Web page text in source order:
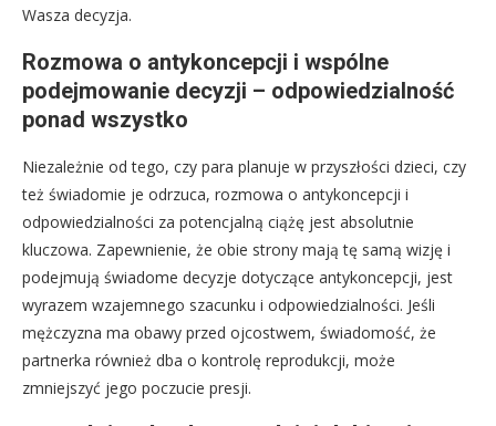
Wasza decyzja.
Rozmowa o antykoncepcji i wspólne
podejmowanie decyzji – odpowiedzialność
ponad wszystko
Niezależnie od tego, czy para planuje w przyszłości dzieci, czy
też świadomie je odrzuca, rozmowa o antykoncepcji i
odpowiedzialności za potencjalną ciążę jest absolutnie
kluczowa. Zapewnienie, że obie strony mają tę samą wizję i
podejmują świadome decyzje dotyczące antykoncepcji, jest
wyrazem wzajemnego szacunku i odpowiedzialności. Jeśli
mężczyzna ma obawy przed ojcostwem, świadomość, że
partnerka również dba o kontrolę reprodukcji, może
zmniejszyć jego poczucie presji.